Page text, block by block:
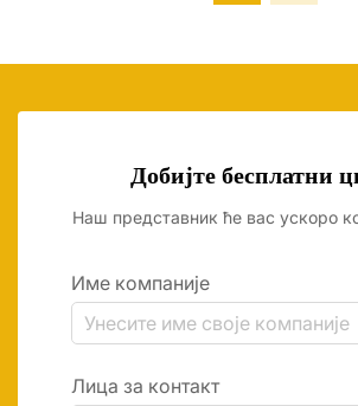
Добијте бесплатни
Наш представник ће вас ускоро
Име компаније
Лица за контакт